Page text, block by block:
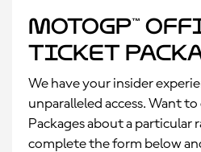
MotoGP™
Ticket
We have your insider
unparalleled access. Want
Packages about a particular
complete the form below